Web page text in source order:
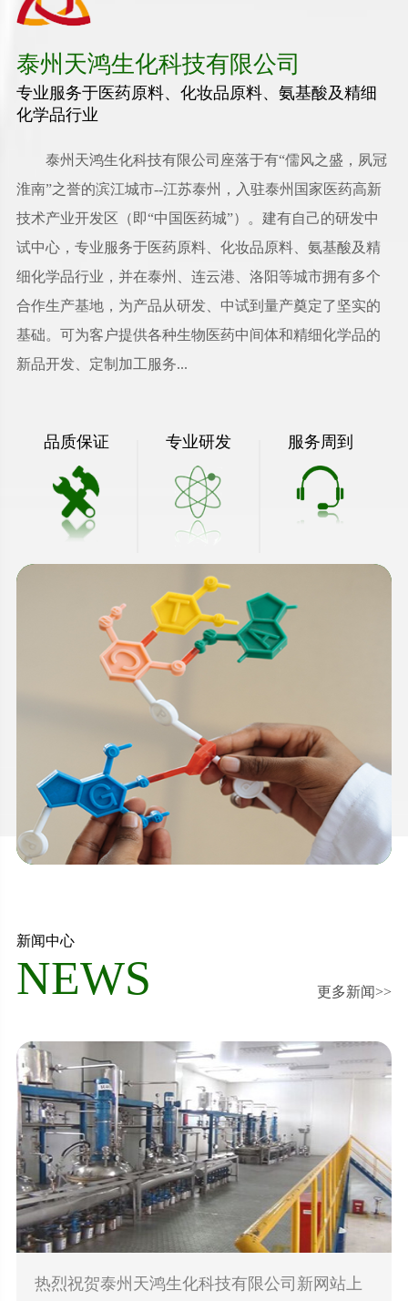
泰州天鸿生化科技有限公司
专业服务于医药原料、化妆品原料、氨基酸及精细
化学品行业
泰州天鸿生化科技有限公司 座落于有“儒风之盛，夙冠
淮南”之誉的滨江城市--江苏泰州，入驻泰州国家医药高新
技术产业开发区（即“中国医药城”）。建有自己的研发中
试中心，专业服务于医药原料、化妆品原料、氨基酸及精
细化学品行业，并在泰州、连云港、洛阳等城市拥有多个
合作生产基地，为产品从研发、中试到量产奠定了坚实的
基础。可为客户提供各种生物医药中间体和精细化学品的
新品开发、定制加工服务...
品质保证 专业研发 服务周到
新闻中心
NEWS 更多新闻>>
热烈祝贺泰州天鸿生化科技有限公司新网站上